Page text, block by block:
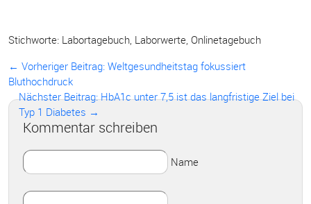
Stichworte: Labortagebuch Laborwerte Onlinetagebuch
← Vorheriger Beitrag: Weltgesundheitstag fokussiert
Bluthochdruck
Nächster Beitrag: HbA1c unter 7,5 ist das langfristige Ziel bei
Typ 1 Diabetes →
Kommentar schreiben
Name